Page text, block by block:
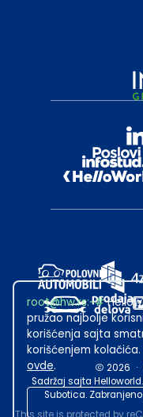
2026 ·
Sadržaj sajta
Subotica.
root@hw.rs:~#
pružao najbolje
korišćenja sajta
korišćenjem
ovde.